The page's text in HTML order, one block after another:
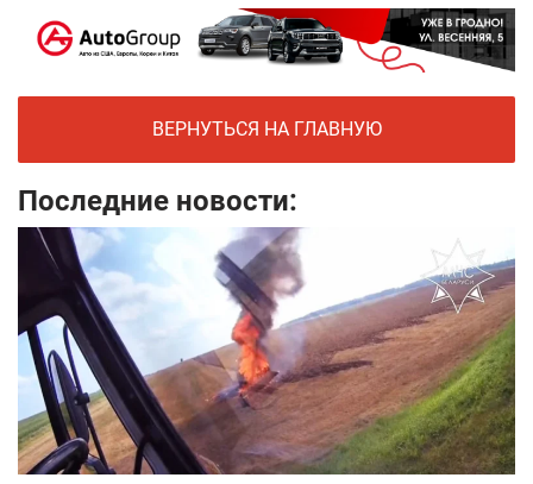
ВЕРНУТЬСЯ НА ГЛАВНУЮ
Последние новости: